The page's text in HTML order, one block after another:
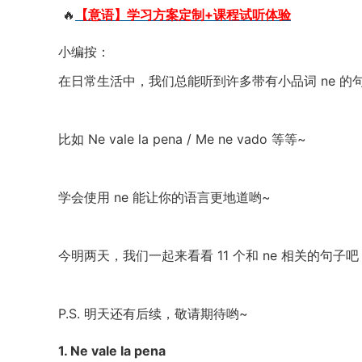
🔥 【意语】学习方案定制+课程试听体验
小编按：
在日常生活中，我们总能听到许多带有小品词 ne 的句
比如 Ne vale la pena / Me ne vado 等等~
学会使用 ne 能让你的语言更地道哟~
今明两天，我们一起来看看 11 个和 ne 相关的句子吧
P.S. 明天还有后续，敬请期待哟~
1. Ne vale la pena